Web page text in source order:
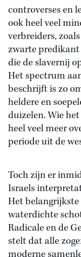
controverses en
ook heel veel
verbreiders,
zwarte
die de slavernij
Het spectrum
beschrijft is zo
heldere en
duizelen. Wie
heel veel meer
periode uit de
Toch zijn er
Israels
Het
waterdichte
Radicale en de
stelt dat alle